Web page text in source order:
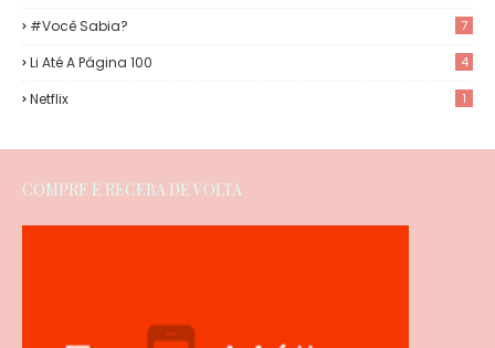
#Você Sabia? 7
Li Até A Página 100 4
Netflix 1
COMPRE E RECEBA DE VOLTA